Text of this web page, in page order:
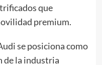
que
premium.
se posiciona como
de la industria